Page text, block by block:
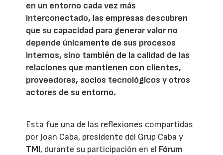
en un entorno cada vez más
interconectado, las empresas descubren
que su capacidad para generar valor no
depende únicamente de sus procesos
internos, sino también de la calidad de las
relaciones que mantienen con clientes,
proveedores, socios tecnológicos y otros
actores de su entorno.
Esta fue una de las reflexiones compartidas
por Joan Caba, presidente del Grup Caba y
TMI, durante su participación en el Fórum